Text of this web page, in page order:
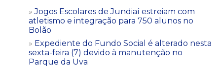
Jogos Escolares de Jundiaí estreiam com
atletismo e integração para 750 alunos no
Bolão
Expediente do Fundo Social é alterado nesta
sexta-feira (7) devido à manutenção no
Parque da Uva